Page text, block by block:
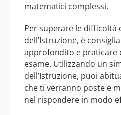
matematici complessi.
Per superare le difficoltà
dell’Istruzione, è
approfondito e praticare
esame. Utilizzando un
dell’Istruzione, puoi
che ti verranno poste e
nel rispondere in modo